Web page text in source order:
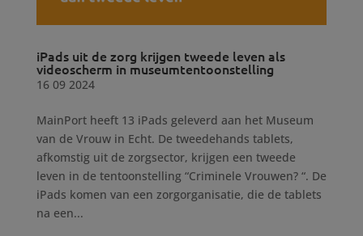
iPads uit de zorg krijgen tweede leven als
videoscherm in museumtentoonstelling
16 09 2024
MainPort heeft 13 iPads geleverd aan het Museum
van de Vrouw in Echt. De tweedehands tablets,
afkomstig uit de zorgsector, krijgen een tweede
leven in de tentoonstelling “Criminele Vrouwen? “. De
iPads komen van een zorgorganisatie, die de tablets
na een...